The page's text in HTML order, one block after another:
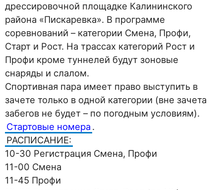
дрессировочной площадке Калининского
района «Пискаревка». В программе
соревнований – категории Смена, Профи,
Старт и Рост. На трассах категорий Рост и
Профи кроме туннелей будут зоновые
снаряды и слалом.
Спортивная пара имеет право выступить в
зачете только в одной категории (вне зачета
забегов не будет – по погодным условиям).
Стартовые номера .
РАСПИСАНИЕ:
10-30 Регистрация Смена, Профи
11-00 Смена
11-45 Профи